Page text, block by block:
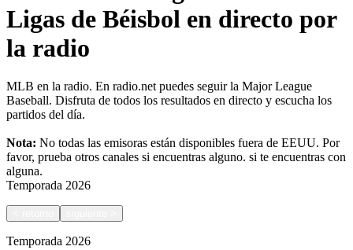
Ligas de Béisbol en directo por
la radio
MLB en la radio. En radio.net puedes seguir la Major League
Baseball. Disfruta de todos los resultados en directo y escucha los
partidos del día.
Nota: No todas las emisoras están disponibles fuera de EEUU. Por
favor, prueba otros canales si encuentras alguno. si te encuentras con
alguna.
Temporada 2026
Temporada 2026